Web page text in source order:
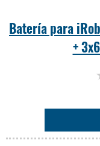
Batería para
+